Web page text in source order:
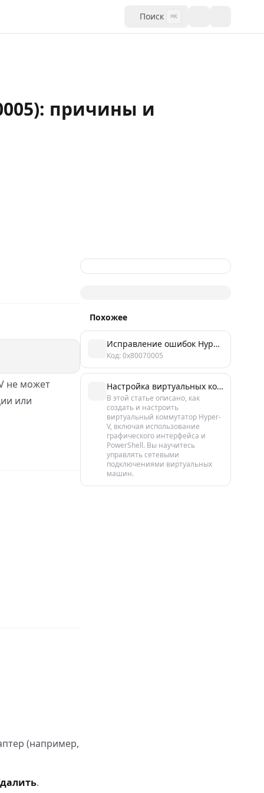
Поиск ⌘K
причины и
не может
или
(например,
.
Похожее
Исправление ошибок Hyper-V Virtual Switch Manager за 5 минут
Код: 0x80070005
Настройка виртуальных коммутаторов Hyper-V в Windows 11
В этой статье описано, как
создать и настроить
виртуальный коммутатор Hyper-
V, включая использование
графического интерфейса и
PowerShell. Вы научитесь
управлять сетевыми
подключениями виртуальных
машин.